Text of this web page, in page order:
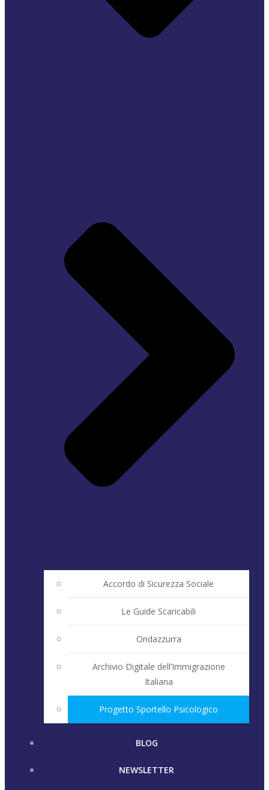
Accordo di Sicurezza Sociale
Le Guide Scaricabili
Ondazzurra
Archivio Digitale dell’Immigrazione
Italiana
Progetto Sportello Psicologico
BLOG
NEWSLETTER